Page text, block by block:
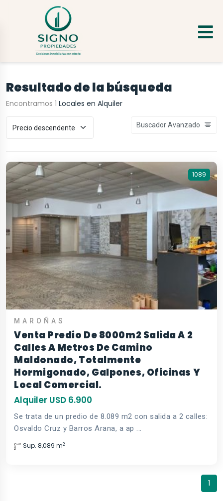
Resultado de la búsqueda
Encontramos 1 Locales en Alquiler
Buscador Avanzado
1089
MAROÑAS
Venta Predio De 8000m2 Salida A 2
Calles A Metros De Camino
Maldonado, Totalmente
Hormigonado, Galpones, Oficinas Y
Local Comercial.
Alquiler USD 6.900
Se trata de un predio de 8.089 m2 con salida a 2 calles:
Osvaldo Cruz y Barros Arana, a ap ...
Sup. 8,089 m2
1